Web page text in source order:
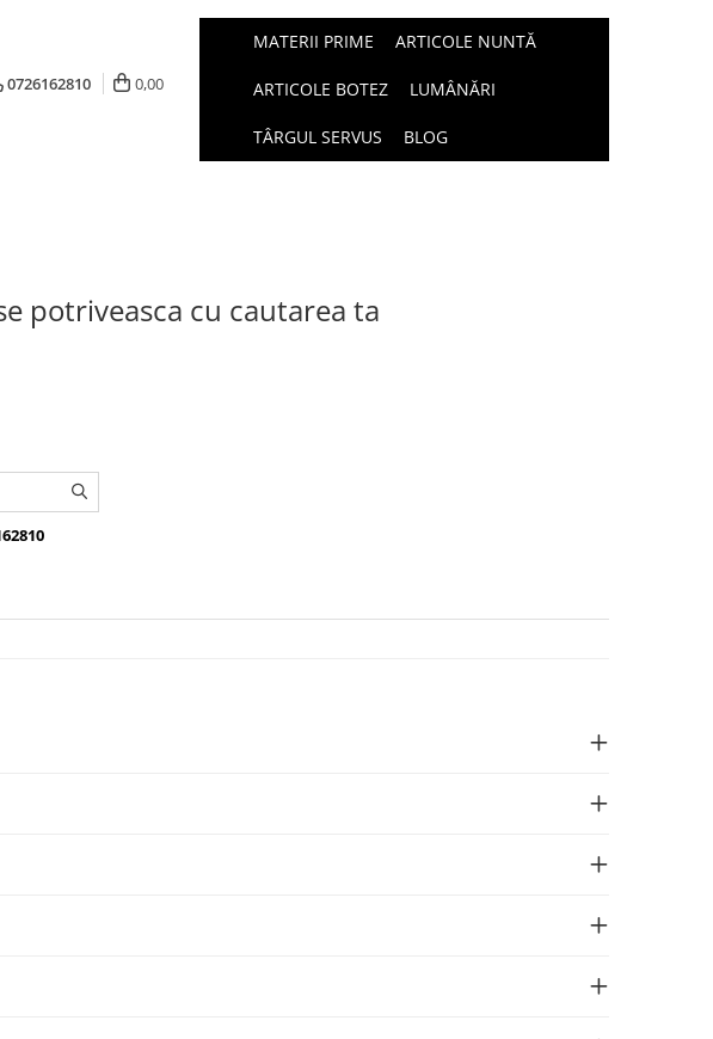
0726162810 0,00
MATERII PRIME ARTICOLE NUNTĂ
ARTICOLE BOTEZ LUMÂNĂRI
TÂRGUL SERVUS BLOG
potriveasca cu cautarea ta